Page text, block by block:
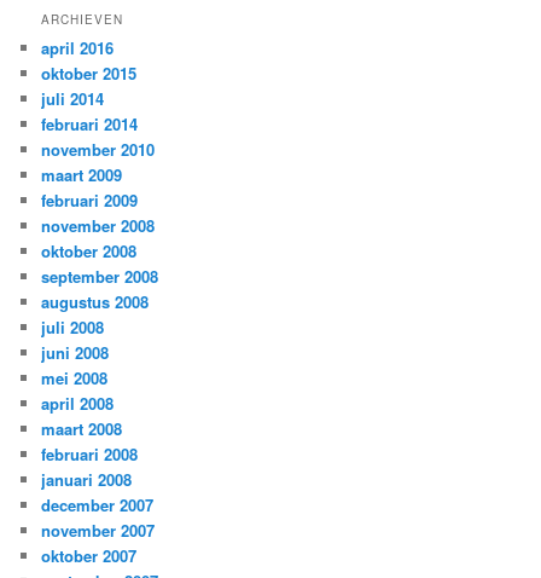
ARCHIEVEN
april 2016
oktober 2015
juli 2014
februari 2014
november 2010
maart 2009
februari 2009
november 2008
oktober 2008
september 2008
augustus 2008
juli 2008
juni 2008
mei 2008
april 2008
maart 2008
februari 2008
januari 2008
december 2007
november 2007
oktober 2007